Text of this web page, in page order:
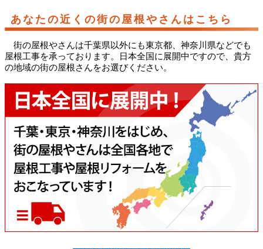
あなたの近くの街の屋根やさんはこちら
街の屋根やさんは千葉県以外にも東京都、神奈川県などでも
屋根工事を承っております。日本全国に展開中ですので、貴方
の地域の街の屋根さんをお選びください。